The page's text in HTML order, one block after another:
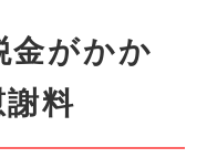
金がかか
料